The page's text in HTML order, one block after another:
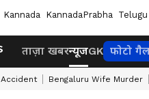
Kannada KannadaPrabha Telugu
ताज़ा खबरन्यूजGK फोटो
Accident Bengaluru Wife Murder